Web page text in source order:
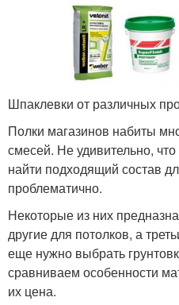
Шпаклевки от различных
Полки магазинов набиты
смесей. Не удивительно,
найти подходящий состав
проблематично.
Некоторые из них
другие для потолков, а
еще нужно выбрать
сравниваем особенности
их цена.